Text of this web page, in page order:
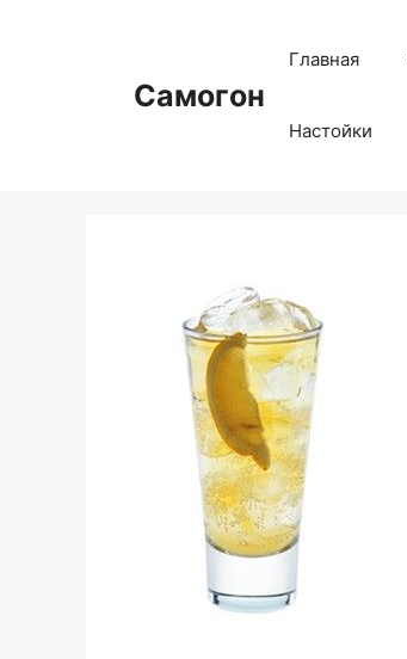
Самогон
Главная
Настойки